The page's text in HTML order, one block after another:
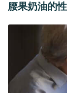
腰果奶油的